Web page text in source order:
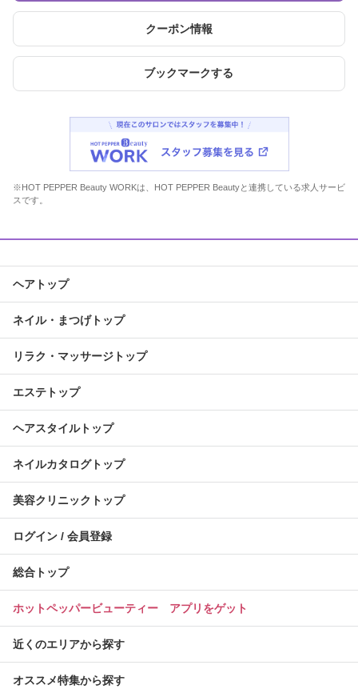
クーポン情報
ブックマークする
※HOT PEPPER Beauty WORKは、HOT PEPPER Beautyと連携している求人サービ
スです。
ヘアトップ
ネイル・まつげトップ
リラク・マッサージトップ
エステトップ
ヘアスタイルトップ
ネイルカタログトップ
美容クリニックトップ
ログイン / 会員登録
総合トップ
ホットペッパービューティー アプリをゲット
近くのエリアから探す
オススメ特集から探す